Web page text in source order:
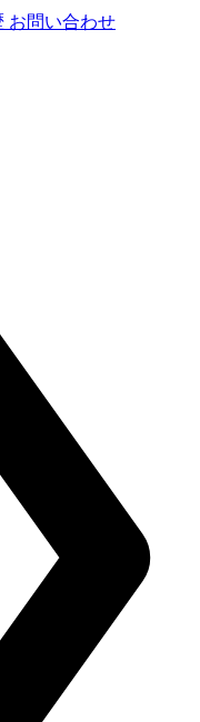
お問い合わせ